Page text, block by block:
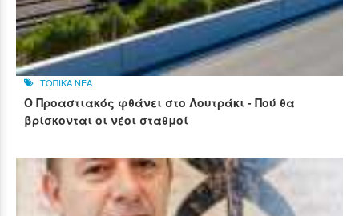
ΤΟΠΙΚΑ ΝΕΑ
Ο Προαστιακός φθάνει στο Λουτράκι - Πού θα
βρίσκονται οι νέοι σταθμοί